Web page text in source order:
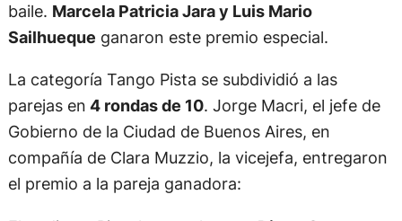
baile. Marcela Patricia Jara y Luis Mario
Sailhueque ganaron este premio especial.
La categoría Tango Pista se subdividió a las
parejas en 4 rondas de 10. Jorge Macri, el jefe de
Gobierno de la Ciudad de Buenos Aires, en
compañía de Clara Muzzio, la vicejefa, entregaron
el premio a la pareja ganadora: